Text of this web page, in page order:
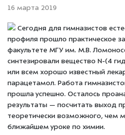
16 марта 2019
Сегодня для гимназистов
профиля прошло практическое
факультете МГУ им. М.В.
синтезировали вещество N-(4
или всем хорошо известный
парацетамол. Работа
прошла успешно. Осталось
результаты — посчитать выход
теоретически возможного, чем
ближайшем уроке по химии.